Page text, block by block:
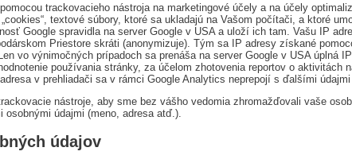
trackovacieho nástroja na marketingové účely a na účely
textové súbory, ktoré sa ukladajú na Vašom počítači, a ktoré
Google spravidla na server Google v USA a uloží ich tam. Vašu IP
Priestore skráti (anonymizuje). Tým sa IP adresy získané
vo výnimočných prípadoch sa prenáša na server Google v USA úplná
používania stránky, za účelom zhotovenia reportov o
v prehliadači sa v rámci Google Analytics neprepojí s ďalšími údajmi
nástroje, aby sme bez vášho vedomia zhromažďovali vaše
údajmi (meno, adresa atď.).
údajov